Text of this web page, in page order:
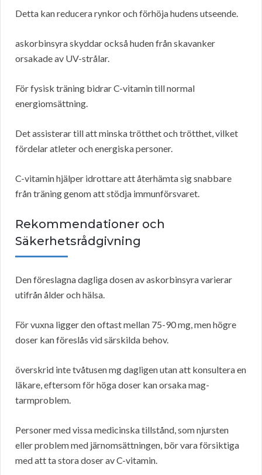
Detta kan reducera rynkor och förhöja hudens utseende.
askorbinsyra skyddar också huden från skavanker
orsakade av UV-strålar.
För fysisk träning bidrar C-vitamin till normal
energiomsättning.
Det assisterar till att minska trötthet och trötthet, vilket
fördelar atleter och energiska personer.
C-vitamin hjälper idrottare att återhämta sig snabbare
från träning genom att stödja immunförsvaret.
Rekommendationer och
Säkerhetsrådgivning
Den föreslagna dagliga dosen av askorbinsyra varierar
utifrån ålder och hälsa.
För vuxna ligger den oftast mellan 75-90 mg, men högre
doser kan föreslås vid särskilda behov.
överskrid inte tvåtusen mg dagligen utan att konsultera en
läkare, eftersom för höga doser kan orsaka mag-
tarmproblem.
Personer med vissa medicinska tillstånd, som njursten
eller problem med järnomsättningen, bör vara försiktiga
med att ta stora doser av C-vitamin.